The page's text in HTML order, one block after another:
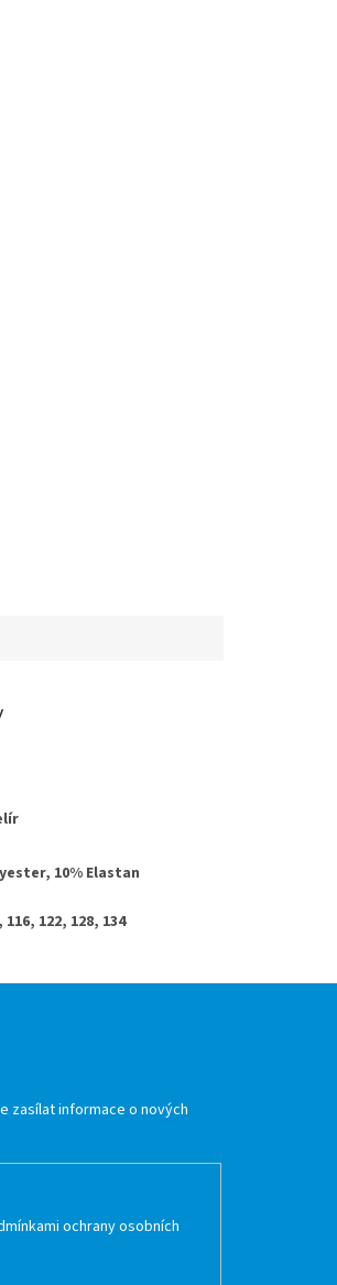
10% Elastan
116, 122, 128, 134
zasílat informace o nových
ochrany osobních